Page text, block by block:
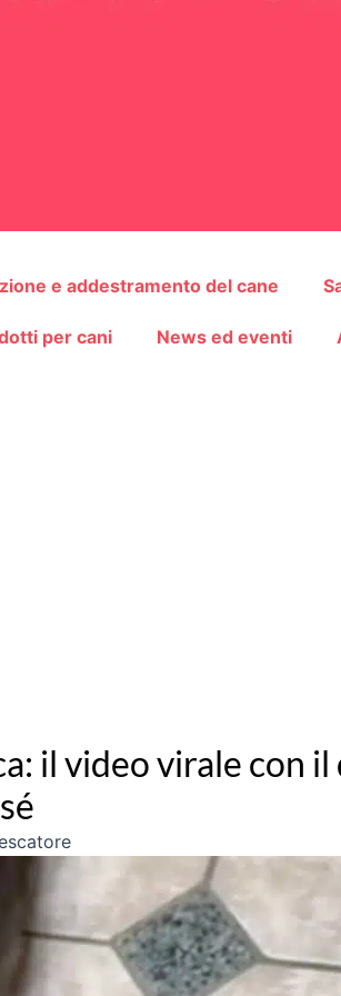
e addestramento del cane
per cani News ed eventi
il video virale con